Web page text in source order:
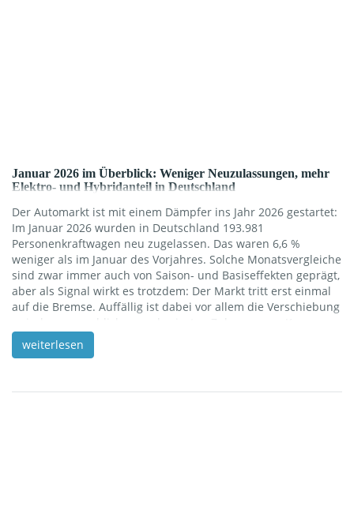
Januar 2026 im Überblick: Weniger Neuzulassungen, mehr
Elektro- und Hybridanteil in Deutschland
Der Automarkt ist mit einem Dämpfer ins Jahr 2026 gestartet:
Im Januar 2026 wurden in Deutschland 193.981
Personenkraftwagen neu zugelassen. Das waren 6,6 %
weniger als im Januar des Vorjahres. Solche Monatsvergleiche
sind zwar immer auch von Saison- und Basiseffekten geprägt,
aber als Signal wirkt es trotzdem: Der Markt tritt erst einmal
auf die Bremse. Auffällig ist dabei vor allem die Verschiebung
zwischen gewerblichen und privaten Zulassungen. Knapp
sieben von zehn neuen Pkw (69,8 %) gingen auf gewerbliche
Halterinnen und Halter zurück, was gegenüber dem Vorjahr
weiterlesen